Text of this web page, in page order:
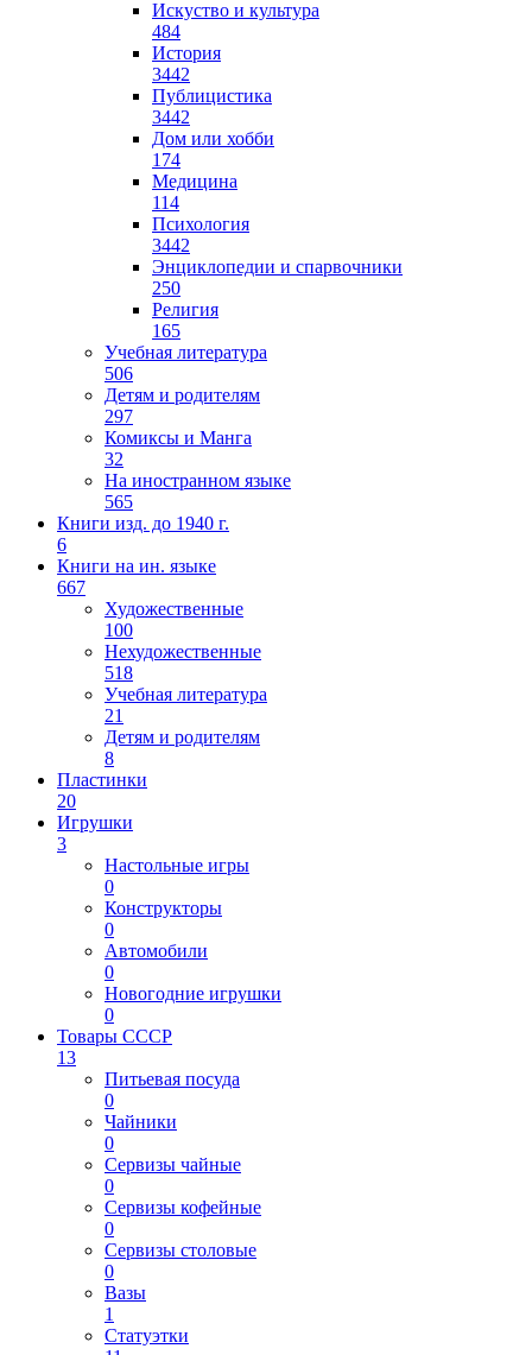
Искуство и культура
484
История
3442
Публицистика
3442
Дом или хобби
174
Медицина
114
Психология
3442
Энциклопедии и спарвочники
250
Религия
165
Учебная литература
506
Детям и родителям
297
Комиксы и Манга
32
На иностранном языке
565
Книги изд. до 1940 г.
6
Книги на ин. языке
667
Художественные
100
Нехудожественные
518
Учебная литература
21
Детям и родителям
8
Пластинки
20
Игрушки
3
Настольные игры
0
Конструкторы
0
Автомобили
0
Новогодние игрушки
0
Товары СССР
13
Питьевая посуда
0
Чайники
0
Сервизы чайные
0
Сервизы кофейные
0
Сервизы столовые
0
Вазы
1
Статуэтки